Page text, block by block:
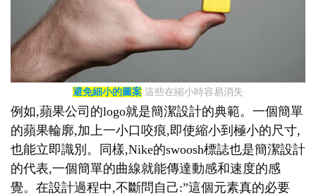
避免細小的圖案 這些在縮小時容易消失
例如,蘋果公司的logo就是簡潔設計的典範。一個簡單
的蘋果輪廓,加上一小口咬痕,即使縮小到極小的尺寸,
也能立即識別。同樣,Nike的swoosh標誌也是簡潔設計
的代表,一個簡單的曲線就能傳達動感和速度的感
覺。在設計過程中,不斷問自己:”這個元素真的必要